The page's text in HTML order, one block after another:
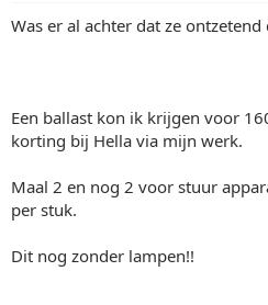
Was er al achter dat ze
Een ballast kon ik krijgen voor
korting bij Hella via mijn werk.
Maal 2 en nog 2 voor stuur
per stuk.
Dit nog zonder lampen!!